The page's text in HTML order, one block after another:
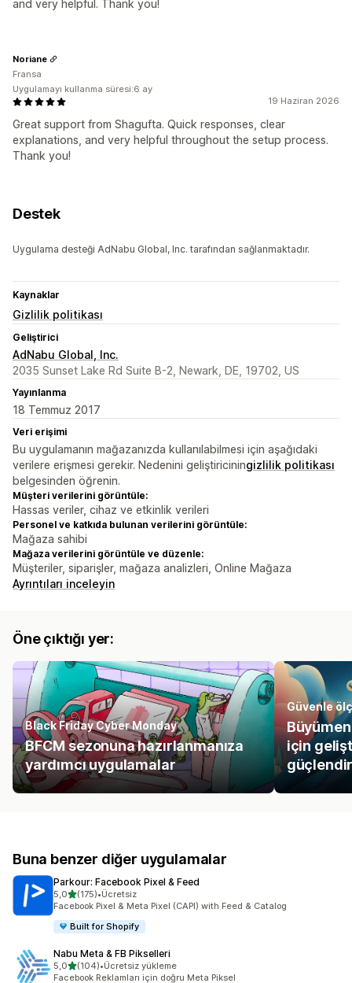
and very helpful. Thank you!
19 Haziran 2026
Great support from Shagufta. Quick responses, clear
explanations, and very helpful throughout the setup process.
Thank you!
Noriane
Fransa
Uygulamayı kullanma süresi:6 ay
Destek
Uygulama desteği AdNabu Global, Inc. tarafından sağlanmaktadır.
Kaynaklar
Gizlilik politikası
Geliştirici
AdNabu Global, Inc.
2035 Sunset Lake Rd Suite B-2, Newark, DE, 19702, US
Yayınlanma
18 Temmuz 2017
Veri erişimi
Bu uygulamanın mağazanızda kullanılabilmesi için aşağıdaki
verilere erişmesi gerekir. Nedenini geliştiriciningizlilik politikası
belgesinden öğrenin.
Müşteri verilerini görüntüle:
Hassas veriler, cihaz ve etkinlik verileri
Personel ve katkıda bulunan verilerini görüntüle:
Mağaza sahibi
Mağaza verilerini görüntüle ve düzenle:
Müşteriler, siparişler, mağaza analizleri, Online Mağaza
Ayrıntıları inceleyin
Öne çıktığı yer:
Black Friday Cyber Monday
BFCM sezonuna hazırlanmanıza
yardımcı uygulamalar
Güvenle
için
Buna benzer diğer uygulamalar
Parkour: Facebook Pixel & Feed
5,05 yıldız üzerinden
(175)
toplam 175 değerlendirme
•Ücretsiz
Facebook Pixel & Meta Pixel (CAPI) with Feed & Catalog
Built for Shopify
Nabu Meta & FB Pikselleri
5,05 yıldız üzerinden
(104)
toplam 104 değerlendirme
•Ücretsiz yükleme
Facebook Reklamları için doğru Meta Piksel